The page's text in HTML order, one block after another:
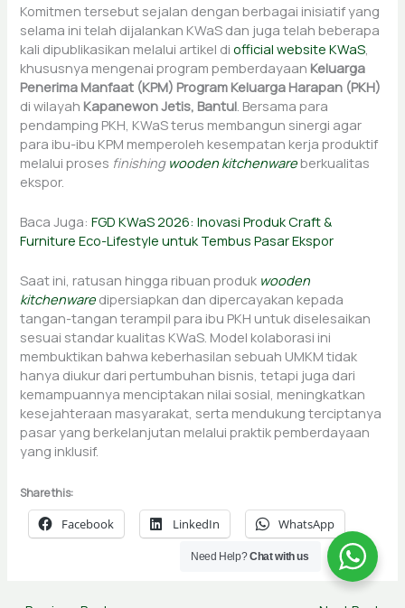
Komitmen tersebut sejalan dengan berbagai inisiatif yang
selama ini telah dijalankan KWaS dan juga telah beberapa
kali dipublikasikan melalui artikel diofficial website KWaS
khususnya mengenai program pemberdayaan Keluarga
Penerima Manfaat (KPM) Program Keluarga Harapan (PKH)
di wilayah Kapanewon Jetis, Bantul . Bersama para
pendamping PKH, KWaS terus membangun sinergi agar
para ibu-ibu KPM memperoleh kesempatan kerja produktif
melalui proses finishing wooden kitchenwareberkualitas
ekspor.
Baca Juga:FGD KWaS 2026: Inovasi Produk Craft &
Furniture Eco-Lifestyle untuk Tembus Pasar Ekspor
Saat ini, ratusan hingga ribuan produk wooden
kitchenware dipersiapkan dan dipercayakan kepada
tangan-tangan terampil para ibu PKH untuk diselesaikan
sesuai standar kualitas KWaS. Model kolaborasi ini
membuktikan bahwa keberhasilan sebuah UMKM tidak
hanya diukur dari pertumbuhan bisnis, tetapi juga dari
kemampuannya menciptakan nilai sosial, meningkatkan
kesejahteraan masyarakat, serta mendukung terciptanya
pasar yang berkelanjutan melalui praktik pemberdayaan
yang inklusif.
Share this:
Facebook LinkedIn WhatsApp
Need Help?Chat with us